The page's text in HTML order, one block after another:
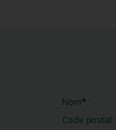
Nom*:
Code postal :